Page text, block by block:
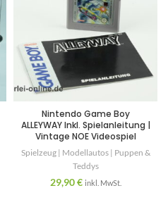
Nintendo Game Boy
ALLEYWAY Inkl. Spielanleitung |
Vintage NOE Videospiel
Spielzeug | Modellautos | Puppen &
Teddys
29,90€ inkl. MwSt.